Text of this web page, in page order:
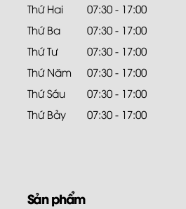
Thứ Hai
07:30 - 17:00
Thứ Ba
07:30 - 17:00
Thứ Tư
07:30 - 17:00
Thứ Năm
07:30 - 17:00
Thứ Sáu
07:30 - 17:00
Thứ Bảy
07:30 - 17:00
Sản phẩm